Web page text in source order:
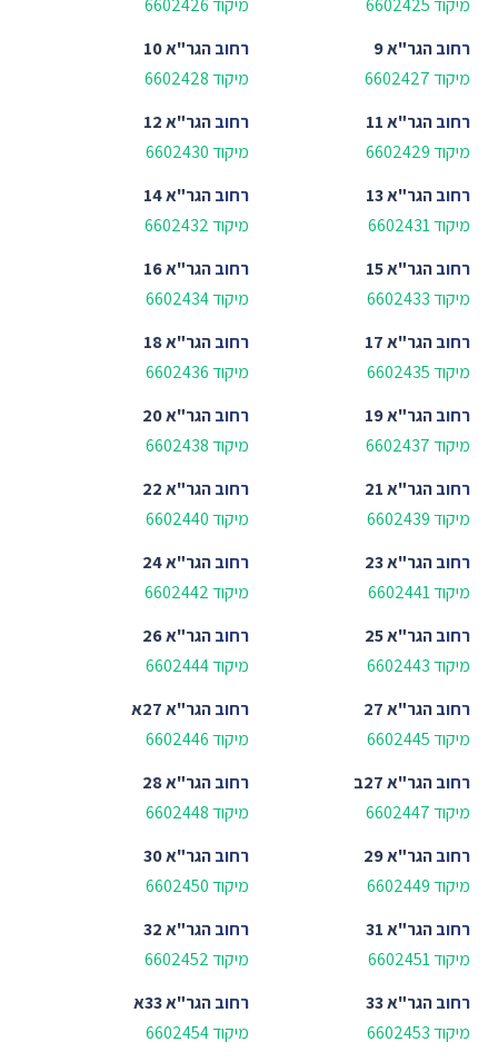
רחובהגר"א 9
מיקוד 6602427
רחובהגר"א 10
מיקוד 6602428
רחובהגר"א 11
מיקוד 6602429
רחובהגר"א 12
מיקוד 6602430
רחובהגר"א 13
מיקוד 6602431
רחובהגר"א 14
מיקוד 6602432
רחובהגר"א 15
מיקוד 6602433
רחובהגר"א 16
מיקוד 6602434
רחובהגר"א 17
מיקוד 6602435
רחובהגר"א 18
מיקוד 6602436
רחובהגר"א 19
מיקוד 6602437
רחובהגר"א 20
מיקוד 6602438
רחובהגר"א 21
מיקוד 6602439
רחובהגר"א 22
מיקוד 6602440
רחובהגר"א 23
מיקוד 6602441
רחובהגר"א 24
מיקוד 6602442
רחובהגר"א 25
מיקוד 6602443
רחובהגר"א 26
מיקוד 6602444
רחובהגר"א 27
מיקוד 6602445
רחובהגר"א 27א
מיקוד 6602446
רחובהגר"א 27ב
מיקוד 6602447
רחובהגר"א 28
מיקוד 6602448
רחובהגר"א 29
מיקוד 6602449
רחובהגר"א 30
מיקוד 6602450
רחובהגר"א 31
מיקוד 6602451
רחובהגר"א 32
מיקוד 6602452
רחובהגר"א 33
מיקוד 6602453
רחובהגר"א 33א
מיקוד 6602454